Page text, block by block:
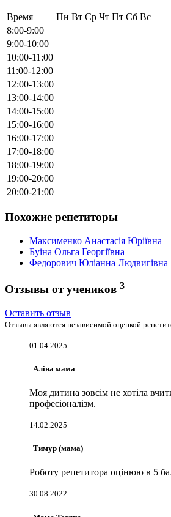
Время Пн Вт Ср Чт Пт Сб Вс
8:00-9:00
9:00-10:00
10:00-11:00
11:00-12:00
12:00-13:00
13:00-14:00
14:00-15:00
15:00-16:00
16:00-17:00
17:00-18:00
18:00-19:00
19:00-20:00
20:00-21:00
Похожие репетиторы
Максименко Анастасія Юріївна
Буіна Ольга Георгіївна
Федорович Юліанна Людвигівна
Отзывы от учеников 3
Оставить отзыв
Отзывы являются независимой оценкой
01.04.2025
Аліна мама
Моя дитина зовсім не хотіла
професіоналізм.
14.02.2025
Тимур (мама)
Роботу репетитора оцінюю в 5
30.08.2022